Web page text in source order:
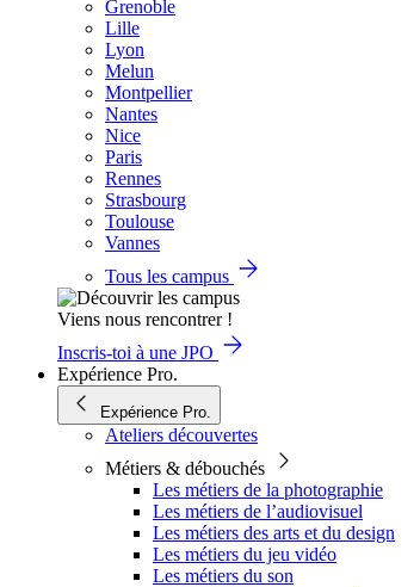
Grenoble
Lille
Lyon
Melun
Montpellier
Nantes
Nice
Paris
Rennes
Strasbourg
Toulouse
Vannes
Tous les campus
Viens nous rencontrer !
Inscris-toi à une JPO
Expérience Pro.
Expérience Pro.
Ateliers découvertes
Métiers & débouchés
Les métiers de la photographie
Les métiers de l’audiovisuel
Les métiers des arts et du design
Les métiers du jeu vidéo
Les métiers du son